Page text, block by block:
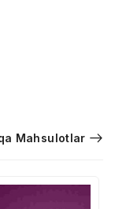
Mahsulotlar